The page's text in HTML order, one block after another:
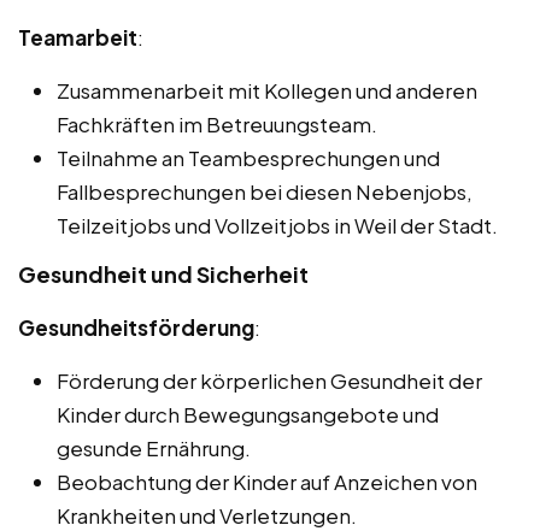
Teamarbeit:
Zusammenarbeit mit Kollegen und anderen
Fachkräften im Betreuungsteam.
Teilnahme an Teambesprechungen und
Fallbesprechungen bei diesen Nebenjobs,
Teilzeitjobs und Vollzeitjobs in Weil der Stadt.
Gesundheit und Sicherheit
Gesundheitsförderung:
Förderung der körperlichen Gesundheit der
Kinder durch Bewegungsangebote und
gesunde Ernährung.
Beobachtung der Kinder auf Anzeichen von
Krankheiten und Verletzungen.